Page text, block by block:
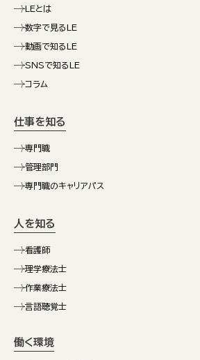
LEとは
数字で見るLE
動画で知るLE
SNSで知るLE
コラム
仕事を知る
専門職
管理部門
専門職のキャリアパス
人を知る
看護師
理学療法士
作業療法士
言語聴覚士
働く環境